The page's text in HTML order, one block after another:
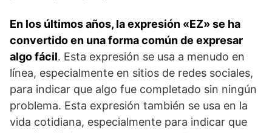
En los últimos años, la expresión «EZ» se ha
convertido en una forma común de expresar
algo fácil. Esta expresión se usa a menudo en
línea, especialmente en sitios de redes sociales,
para indicar que algo fue completado sin ningún
problema. Esta expresión también se usa en la
vida cotidiana, especialmente para indicar que